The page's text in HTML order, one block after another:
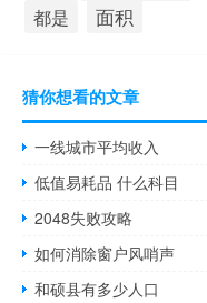
都是 面积
猜你想看的文章
一线城市平均收入
低值易耗品 什么科目
2048失败攻略
如何消除窗户风哨声
和硕县有多少人口